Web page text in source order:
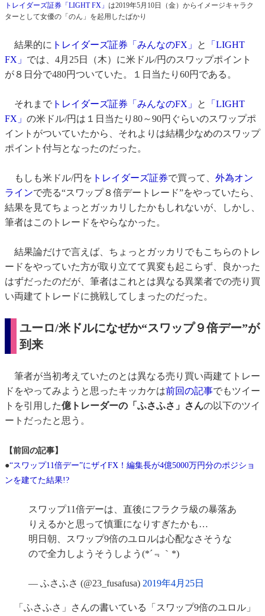
トレイダーズ証券「LIGHT FX」 は2019年5月10日（金）からイメージキャラク
ターとして女優の「のん」を起用したばかり
結果的に トレイダーズ証券「みんなのFX」 と
「LIGHT
FX」 では、4月25日（木）に米ドル/円のスワップポイント
が８日分で480円ついていた。１日当たり60円である。
それまで トレイダーズ証券「みんなのFX」 と
「LIGHT
FX」 の米ドル/円は１日当たり80～90円ぐらいのスワップポ
イントがついていたから、それよりは結構少なめのスワップ
ポイント付与となったのだった。
もしも米ドル/円を トレイダーズ証券で買って、 外為オン
ラインで売る“スワップ８倍デートレード”をやっていたら、
結果を見てちょっとガッカリしたかもしれないが、しかし、
筆者はこのトレードをやらなかった。
結果論だけで言えば、ちょっとガッカリでもこちらのトレ
ードをやっていた方が取り立てて異変も起こらず、良かった
はずだったのだが、筆者はこれとは異なる異業者での売り買
い両建てトレードに挑戦してしまったのだった。
ユーロ/米ドルになぜか“スワップ９倍デー”が
到来
筆者が当初考えていたのとは異なる売り買い両建てトレー
ドをやってみようと思ったキッカケは前回の記事でもツイー
トを引用した億トレーダーの「ふさふさ」さんの以下のツイ
ートだったと思う。
【前回の記事】
●“スワップ11倍デー”にザイFX！編集長が4億5000万円分のポジショ
ンを建てた結果!?
スワップ11倍デーは、直後にフラクラ級の暴落あ
りえるかと思って慎重になりすぎたかも…
明日朝、スワップ9倍のユロルは心配なさそうな
ので全力しようそうしよう(*´﹃｀*)
— ふさふさ (@23_fusafusa) 2019年4月25日
「ふさふさ」さんの書いている「スワップ9倍のユロル」